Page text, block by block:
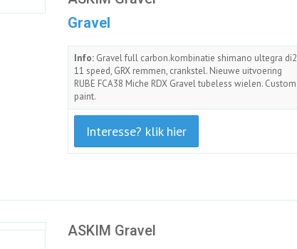
Gravel
Info:Gravel full carbon.kombinatie shimano ultegra di2
11 speed, GRX remmen, crankstel. Nieuwe uitvoering
RUBE FCA38 Miche RDX Gravel tubeless wielen. Custom
paint.
Interesse? klik hier
ASKIM Gravel